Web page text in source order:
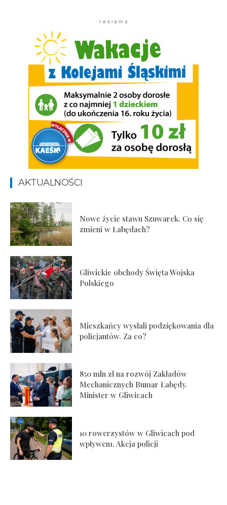
r e k l a m a
AKTUALNOŚCI
Nowe życie stawu Szuwarek. Co się
zmieni w Łabędach?
Gliwickie obchody Święta Wojska
Polskiego
Mieszkańcy wysłali podziękowania dla
policjantów. Za co?
850 mln zł na rozwój Zakładów
Mechanicznych Bumar Łabędy.
Minister w Gliwicach
10 rowerzystów w Gliwicach pod
wpływem. Akcja policji